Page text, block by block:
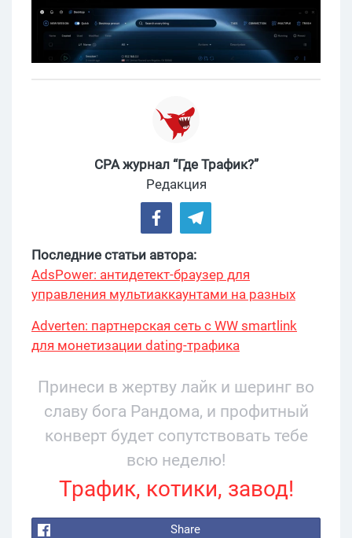
CPA журнал “Где Трафик?”
Редакция
Последние статьи автора:
AdsPower: антидетект-браузер для
управления мультиаккаунтами на разных
Adverten: партнерская сеть с WW smartlink
для монетизации dating-трафика
Принеси в жертву лайк и шеринг во
славу бога Рандома, и профитный
конверт будет сопутствовать тебе
всю неделю!
Трафик, котики, завод!
Share